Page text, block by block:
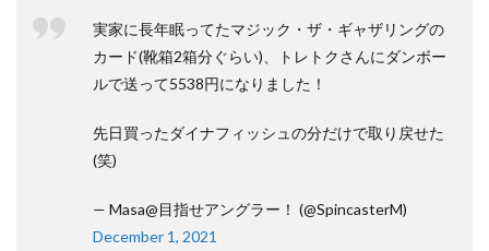
実家に長年眠ってたマジック・ザ・ギャザリングの
カード(靴箱2箱分ぐらい)、トレトクさんにダンボー
ルで送って5538円になりました！
先日買ったダイナフィッシュの分だけで取り戻せた
(笑)
— Masa@目指せアングラー！ (@SpincasterM)
December 1, 2021